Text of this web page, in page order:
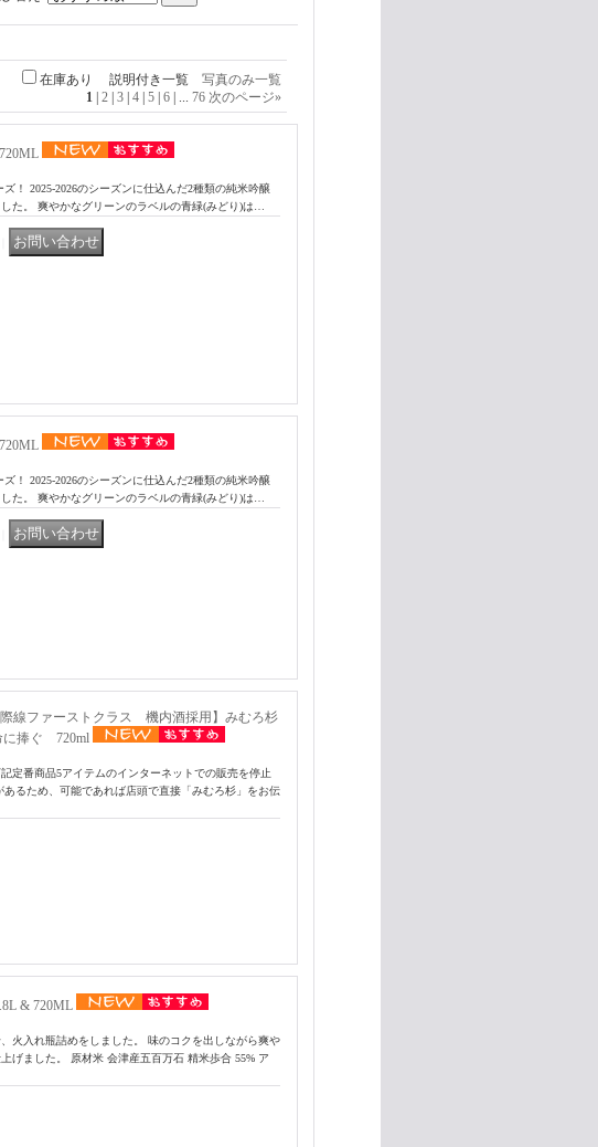
在庫あり 説明付き一覧 写真のみ一覧
1 2 3 4 5 6 ... 76 次のページ»
！ 2025-2026のシーズンに仕込んだ2種類の純米吟醸
た。 爽やかなグリーンのラベルの青緑(みどり)は…
！ 2025-2026のシーズンに仕込んだ2種類の純米吟醸
た。 爽やかなグリーンのラベルの青緑(みどり)は…
際線ファーストクラス 機内酒採用】みむろ杉
捧ぐ 720ml
定番商品5アイテムのインターネットでの販売を停止
るため、可能であれば店頭で直接「みむろ杉」をお伝
& 720ML
火入れ瓶詰めをしました。 味のコクを出しながら爽や
げました。 原材米 会津産五百万石 精米歩合 55% ア